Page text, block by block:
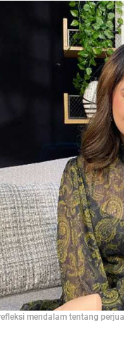
mendalam tentang